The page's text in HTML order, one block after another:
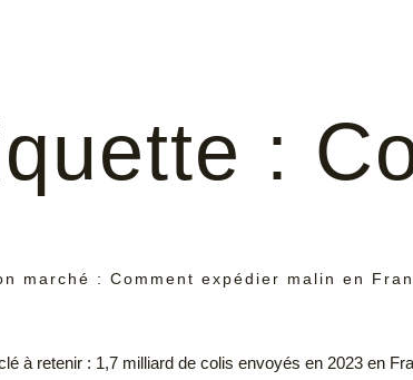
:
marché : Comment expédier malin en
à retenir : 1,7 milliard de colis envoyés en 2023 en